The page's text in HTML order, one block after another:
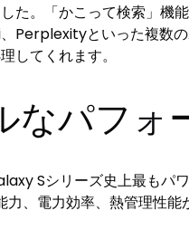
た。「かこって検索」
Perplexityといった複数
してくれます。
なパフォ
Sシリーズ史上最も
、電力効率、熱管理性